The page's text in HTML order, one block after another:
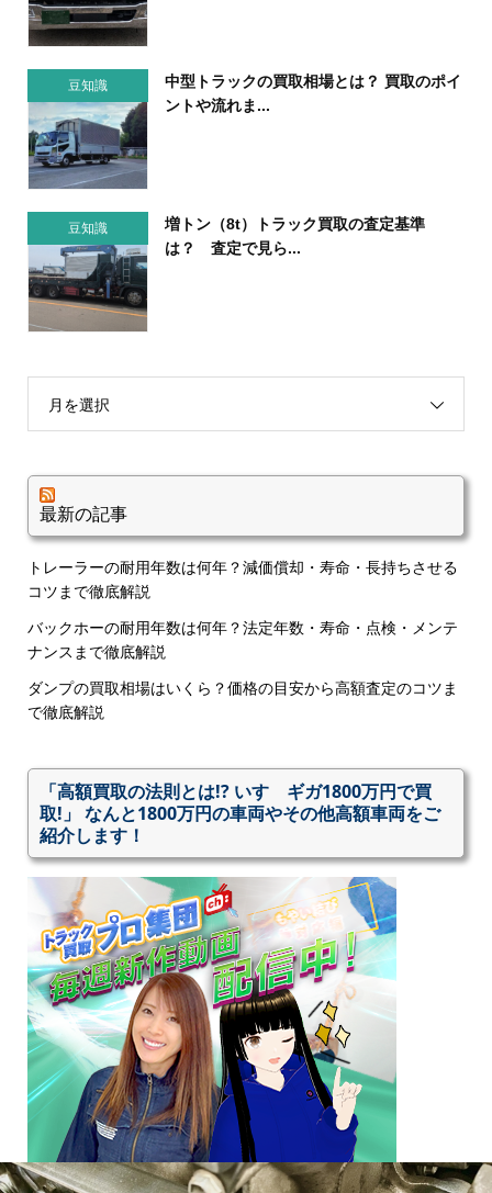
豆知識
中型トラックの買取相場とは？ 買取のポイ
ントや流れま...
豆知識
増トン（8t）トラック買取の査定基準
は？ 査定で見ら...
月を選択
最新の記事
トレーラーの耐用年数は何年？減価償却・寿命・長持ちさせる
コツまで徹底解説
バックホーの耐用年数は何年？法定年数・寿命・点検・メンテ
ナンスまで徹底解説
ダンプの買取相場はいくら？価格の目安から高額査定のコツま
で徹底解説
「高額買取の法則とは!? いすゞギガ1800万円で買
取!」 なんと1800万円の車両やその他高額車両をご
紹介します！